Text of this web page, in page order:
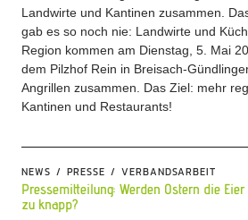
Landwirte und Kantinen zusammen.
gab es so noch nie: Landwirte und
Region kommen am Dienstag, 5. Mai
dem Pilzhof Rein in
Angrillen zusammen. Das Ziel: mehr
Kantinen und Restaurants!
NEWS PRESSE VERBANDSARBEIT
Pressemitteilung: Werden Ostern die Eier
zu knapp?